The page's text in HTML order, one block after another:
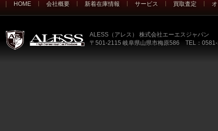
HOME 会社概要 新着在庫情報 サービス 買取査定
ALESS（アレス） 株式会社エーエスジャパン
〒501-2115 岐阜県山県市梅原586 TEL：